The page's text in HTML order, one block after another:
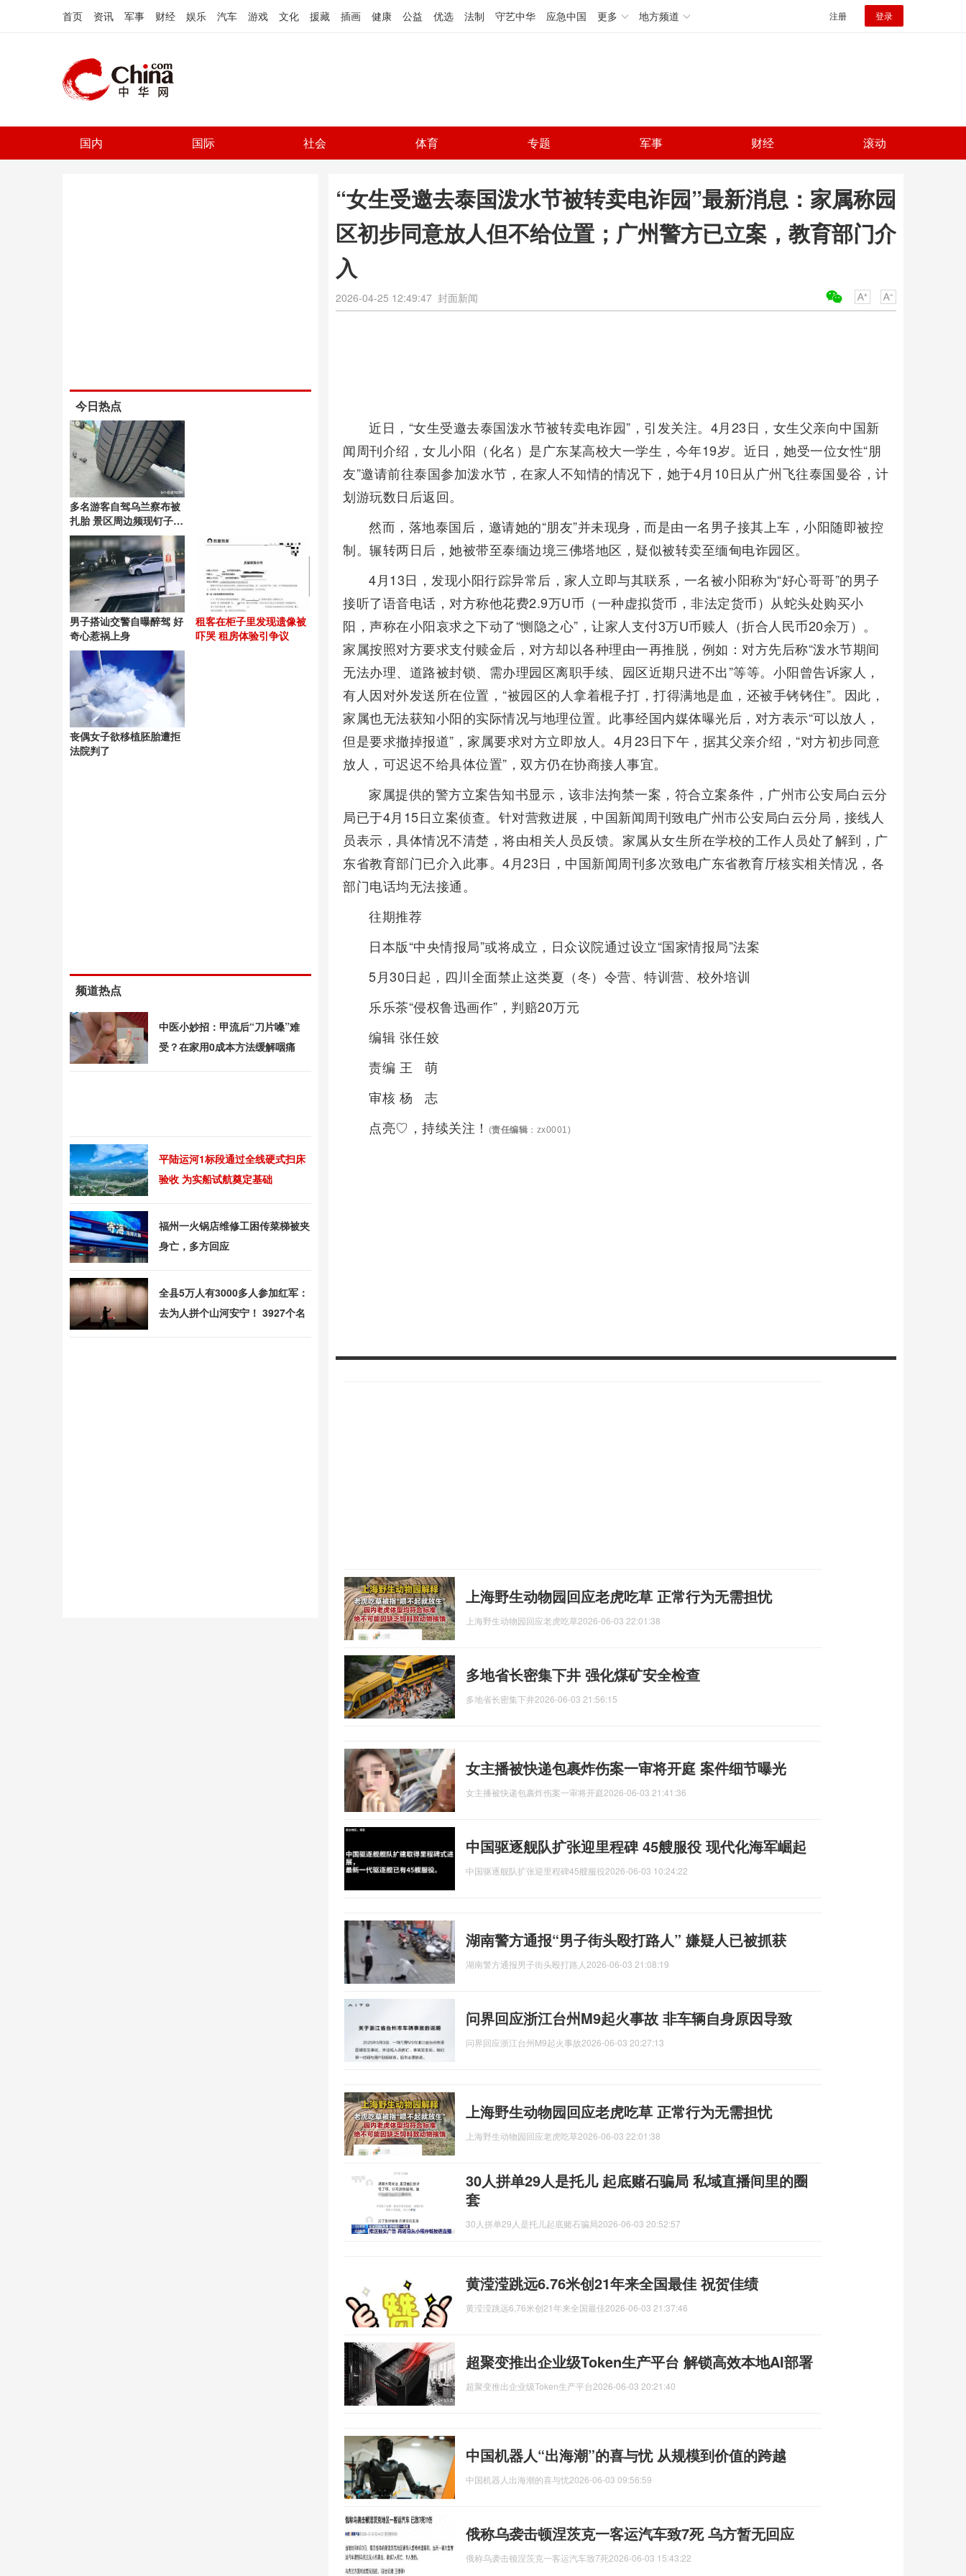
首页 资讯 军事 财经 娱乐 汽车 游戏 文化 援藏 插画 健康 公益 优选 法制 守艺中华 应急中国 更多 地方频道 注册 登录
国内 国际 社会 体育 专题 军事 财经 滚动
“女生受邀去泰国泼水节被转卖电诈园”最新消息：家属称园
区初步同意放人但不给位置；广州警方已立案，教育部门介
入
2026-04-25 12:49:47 封面新闻
近日，“女生受邀去泰国泼水节被转卖电诈园”，引发关注。4月23日，女生父亲向中国新
闻周刊介绍，女儿小阳（化名）是广东某高校大一学生，今年19岁。近日，她受一位女性“朋
友”邀请前往泰国参加泼水节，在家人不知情的情况下，她于4月10日从广州飞往泰国曼谷，计
划游玩数日后返回。
然而，落地泰国后，邀请她的“朋友”并未现身，而是由一名男子接其上车，小阳随即被控
制。辗转两日后，她被带至泰缅边境三佛塔地区，疑似被转卖至缅甸电诈园区。
4月13日，发现小阳行踪异常后，家人立即与其联系，一名被小阳称为“好心哥哥”的男子
接听了语音电话，对方称他花费2.9万U币（一种虚拟货币，非法定货币）从蛇头处购买小
阳，声称在小阳哀求之下动了“恻隐之心”，让家人支付3万U币赎人（折合人民币20余万）。
家属按照对方要求支付赎金后，对方却以各种理由一再推脱，例如：对方先后称“泼水节期间
无法办理、道路被封锁、需办理园区离职手续、园区近期只进不出”等等。 小阳曾告诉家人，
有人因对外发送所在位置，“被园区的人拿着棍子打，打得满地是血，还被手铐铐住”。因此，
家属也无法获知小阳的实际情况与地理位置。 此事经国内媒体曝光后，对方表示“可以放人，
但是要求撤掉报道”，家属要求对方立即放人。4月23日下午，据其父亲介绍，“对方初步同意
放人，可迟迟不给具体位置”，双方仍在协商接人事宜。
家属提供的警方立案告知书显示，该非法拘禁一案，符合立案条件，广州市公安局白云分
局已于4月15日立案侦查。针对营救进展，中国新闻周刊致电广州市公安局白云分局，接线人
员表示，具体情况不清楚，将由相关人员反馈。 家属从女生所在学校的工作人员处了解到，广
东省教育部门已介入此事。4月23日，中国新闻周刊多次致电广东省教育厅核实相关情况，各
部门电话均无法接通。
往期推荐
日本版“中央情报局”或将成立，日众议院通过设立“国家情报局”法案
5月30日起，四川全面禁止这类夏（冬）令营、特训营、校外培训
乐乐茶“侵权鲁迅画作”，判赔20万元
编辑 张任姣
责编 王 萌
审核 杨 志
点亮♡，持续关注！
(责任编辑 ：zx0001)
上海野生动物园回应老虎吃草 正常行为无需担忧
上海野生动物园回应老虎吃草2026-06-03 22:01:38
多地省长密集下井 强化煤矿安全检查
多地省长密集下井2026-06-03 21:56:15
女主播被快递包裹炸伤案一审将开庭 案件细节曝光
女主播被快递包裹炸伤案一审将开庭2026-06-03 21:41:36
中国驱逐舰队扩张迎里程碑 45艘服役 现代化海军崛起
中国驱逐舰队扩张迎里程碑45艘服役2026-06-03 10:24:22
湖南警方通报“男子街头殴打路人” 嫌疑人已被抓获
湖南警方通报男子街头殴打路人 2026-06-03 21:08:19
问界回应浙江台州M9起火事故 非车辆自身原因导致
问界回应浙江台州M9起火事故2026-06-03 20:27:13
上海野生动物园回应老虎吃草 正常行为无需担忧
上海野生动物园回应老虎吃草2026-06-03 22:01:38
30人拼单29人是托儿 起底赌石骗局 私域直播间里的圈
套
30人拼单29人是托儿起底赌石骗局2026-06-03 20:52:57
黄滢滢跳远6.76米创21年来全国最佳 祝贺佳绩
黄滢滢跳远6,76米创21年来全国最佳2026-06-03 21:37:46
超聚变推出企业级Token生产平台 解锁高效本地AI部署
超聚变推出企业级Token生产平台2026-06-03 20:21:40
中国机器人“出海潮”的喜与忧 从规模到价值的跨越
中国机器人出海潮的喜与忧2026-06-03 09:56:59
俄称乌袭击顿涅茨克一客运汽车致7死 乌方暂无回应
俄称乌袭击顿涅茨克一客运汽车致7死2026-06-03 15:43:22
今日热点
多名游客自驾乌兰察布被
扎胎 景区周边频现钉子陷
阱
男子搭讪交警自曝醉驾 好
奇心惹祸上身
租客在柜子里发现遗像被
吓哭 租房体验引争议
丧偶女子欲移植胚胎遭拒
法院判了
频道热点
中医小妙招：甲流后“刀片嗓”难
受？在家用0成本方法缓解咽痛
平陆运河1标段通过全线硬式扫床
验收 为实船试航奠定基础
福州一火锅店维修工困传菜梯被夹
身亡，多方回应
全县5万人有3000多人参加红军：
去为人拼个山河安宁！ 3927个名